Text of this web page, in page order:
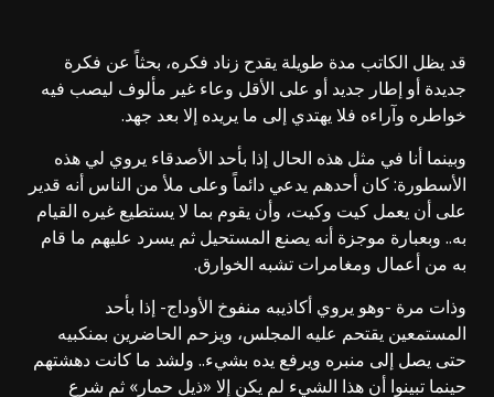
قد يظل الكاتب مدة طويلة يقدح زناد فكره، بحثاً عن فكرة
جديدة أو إطار جديد أو على الأقل وعاء غير مألوف ليصب فيه
خواطره وآراءه فلا يهتدي إلى ما يريده إلا بعد جهد.
وبينما أنا في مثل هذه الحال إذا بأحد الأصدقاء يروي لي هذه
الأسطورة: كان أحدهم يدعي دائماً وعلى ملأ من الناس أنه قدير
على أن يعمل كيت وكيت، وأن يقوم بما لا يستطيع غيره القيام
به.. وبعبارة موجزة أنه يصنع المستحيل ثم يسرد عليهم ما قام
به من أعمال ومغامرات تشبه الخوارق.
وذات مرة -وهو يروي أكاذيبه منفوخ الأوداج- إذا بأحد
المستمعين يقتحم عليه المجلس، ويزحم الحاضرين بمنكبيه
حتى يصل إلى منبره ويرفع يده بشيء.. ولشد ما كانت دهشتهم
حينما تبينوا أن هذا الشيء لم يكن إلا «ذيل حمار» ثم شرع